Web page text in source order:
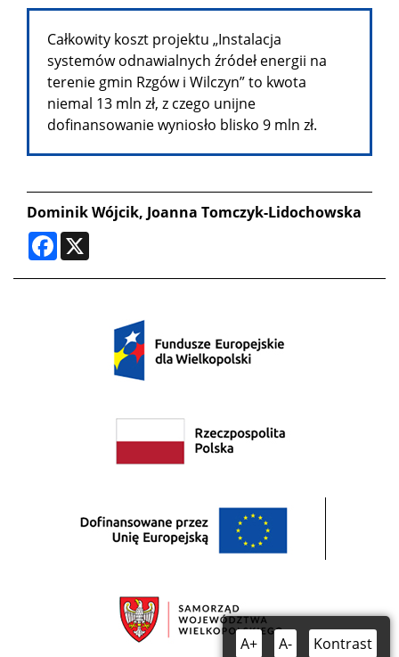
Całkowity koszt projektu „Instalacja
systemów odnawialnych źródeł energii na
terenie gmin Rzgów i Wilczyn” to kwota
niemal 13 mln zł, z czego unijne
dofinansowanie wyniosło blisko 9 mln zł.
Dominik Wójcik, Joanna Tomczyk-Lidochowska
Facebook
A+ A- Kontrast